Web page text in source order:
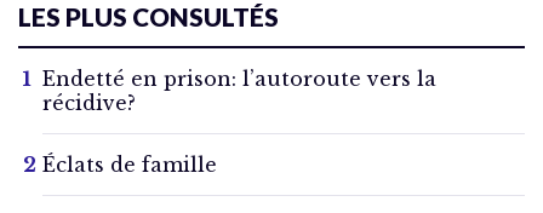
LES PLUS CONSULTÉS
Endetté en prison: l’autoroute vers la
récidive?
Éclats de famille